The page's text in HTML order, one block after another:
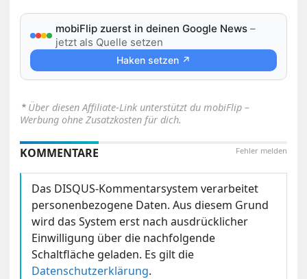
mobiFlip zuerst in deinen Google News –
jetzt als Quelle setzen
Haken setzen ↗
⋆ Über diesen Affiliate-Link unterstützt du mobiFlip –
Werbung ohne Zusatzkosten für dich.
Fehler melden
KOMMENTARE
Das DISQUS-Kommentarsystem verarbeitet
personenbezogene Daten. Aus diesem Grund
wird das System erst nach ausdrücklicher
Einwilligung über die nachfolgende
Schaltfläche geladen. Es gilt die
Datenschutzerklärung.